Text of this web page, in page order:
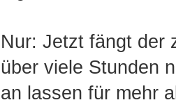
Nur: Jetzt fängt der
über viele Stunden
an lassen für mehr